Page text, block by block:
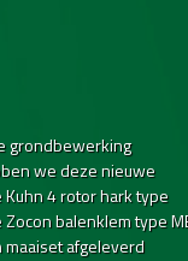
grondbewerking
we deze nieuwe
4 rotor hark type
balenklem type
maaiset afgeleverd